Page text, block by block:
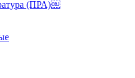
(ПРА)￼